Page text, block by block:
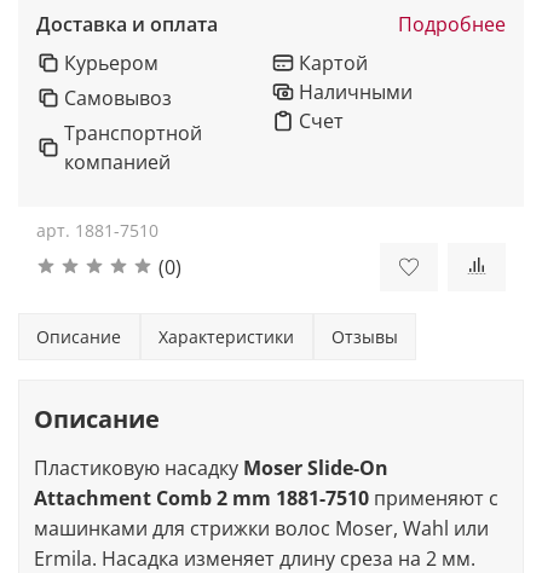
арт. 1881-7510
(0)
Доставка и оплата
Подробнее
Курьером
Самовывоз
Транспортной
компанией
Картой
Наличными
Счет
Описание Характеристики Отзывы
Описание
Пластиковую насадку Moser Slide-On
Attachment Comb 2 mm 1881-7510 применяют с
машинками для стрижки волос Moser, Wahl или
Ermila. Насадка изменяет длину среза на 2 мм.